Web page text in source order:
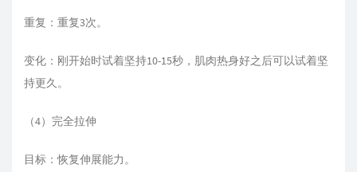
重复：重复3次。
变化：刚开始时试着坚持10-15秒，肌肉热身好之后可以试着坚
持更久。
（4）完全拉伸
目标：恢复伸展能力。